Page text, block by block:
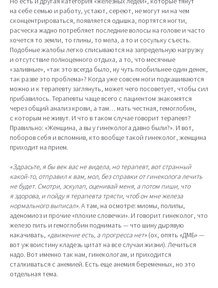
на себе семью и работу, устают, сереют, не могут ни на чем
сконцентрироваться, появляется одышка, портятся ногти,
расческа жадно потребляет последние волосы на голове и часто
хочется то земли, то глины, то мела, а то и сосульку съесть.
Подобные жалобы легко списываются на запредельную нагрузку
и отсутствие полноценного отдыха, а то, что месячные
«заливные», «так это всегда было, ну чуть пообильнее один денек,
так разве это проблема»? Когда уже совсем ноги подкашиваются
можно и к терапевту заглянуть, может чего посоветует, чтобы сил
прибавилось. Терапевты чаще всего с пациентом знакомятся
через общий анализ крови, а там… мать честная, гемоглобин,
с которым не живут. И что в таком случае говорит терапевт?
Правильно: «Женщина, а вы у гинеколога давно были?». И вот,
поборов себя и вспомнив, кто вообще такой гинеколог, женщина
приходит на прием.
«Здрасьте, я бы век вас не видела, но терапевт, вот странный
какой-то, отправил к вам, мол, без справки от гинеколога лечить
не будет. Смотри, эскулап, оценивай меня, а потом пиши, что
я здорова, и пойду я терапевта трясти, чтоб он мне железа
нормального выписал».А там, на осмотре: миомы, полипы,
аденомиоз и прочие «плохие словечки». И говорит гинеколог, что
железо пить и гемоглобин поднимать — что шину дырявую
накачивать, «движение есть, а прогресса нет» (ох, опять «ДМБ» —
вот уж воистину кладезь цитат на все случаи жизни). Лечиться
надо. Вот именно так нам, гинекологам, и приходится
сталкиваться с анемией. Есть еще анемия беременных, но это
отдельная тема.